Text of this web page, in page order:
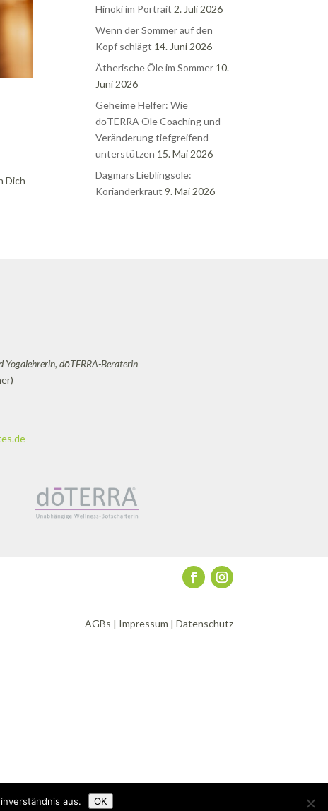
Dich
Hinoki im Portrait 2. Juli 2026
Wenn der Sommer auf den
Kopf schlägt 14. Juni 2026
Ätherische Öle im Sommer 10.
Juni 2026
Geheime Helfer: Wie
dōTERRA Öle Coaching und
Veränderung tiefgreifend
unterstützen 15. Mai 2026
Dagmars Lieblingsöle:
Korianderkraut 9. Mai 2026
Yogalehrerin, dōTERRA-Beraterin
AGBs | Impressum | Datenschutz
aus. OK